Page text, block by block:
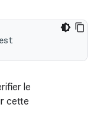
le
cette